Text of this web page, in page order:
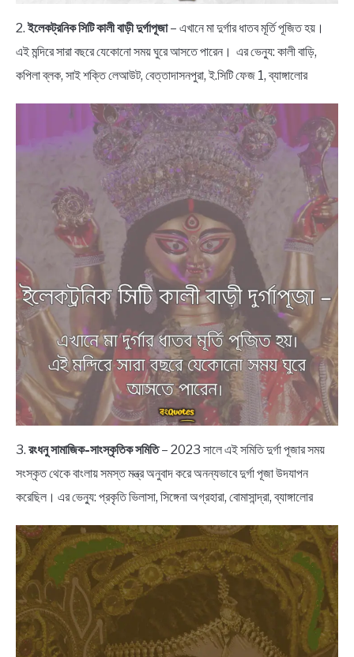
2.ইলেকট্রনিক সিটি কালী বাড়ী দুর্গাপূজা– এখানে মা দুর্গার ধাতব মূর্তি পূজিত হয়।
এই মন্দিরে সারা বছরে যেকোনো সময় ঘুরে আসতে পারেন। এর ভেন্যু: কালী বাড়ি,
কপিলা ব্লক, সাই শক্তি লেআউট, বেত্তাদাসনপুরা, ই.সিটি ফেজ 1, ব্যাঙ্গালোর
3. রংধনু সামাজিক-সাংস্কৃতিক সমিতি– 2023 সালে এই সমিতি দুর্গা পূজার সময়
সংস্কৃত থেকে বাংলায় সমস্ত মন্ত্র অনুবাদ করে অনন্যভাবে দুর্গা পূজা উদযাপন
করেছিল। এর ভেন্যু: প্রকৃতি ভিলাসা, সিঙ্গেনা অগ্রহারা, বোমাসান্দ্রা, ব্যাঙ্গালোর